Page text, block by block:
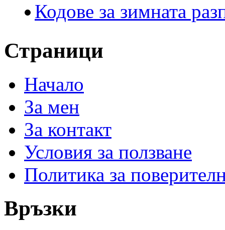
Кодове за зимната
Страници
Начало
За мен
За контакт
Условия за ползване
Политика за
Връзки